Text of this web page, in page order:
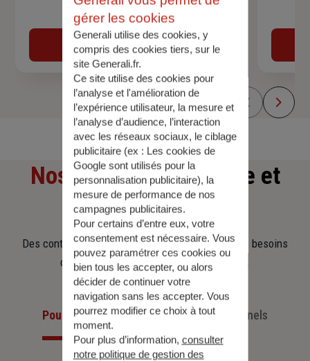
Devis assurance auto
Obtenir une estimation
Nos offresd'assurance et
d'épargne
Des contrats clairs et flexibles pour sécuriser vos besoins
d’aujourd’hui et anticiper ceux de demain.
Pour les particuliersPour les professionnels
gérer les cookies
Generali utilise des cookies, y
compris des cookies tiers, sur le
site Generali.fr.
Ce site utilise des cookies pour
l’analyse et l'amélioration de
l’expérience utilisateur, la mesure et
l’analyse d’audience, l’interaction
avec les réseaux sociaux, le ciblage
publicitaire (ex : Les cookies de
Google sont utilisés pour la
personnalisation publicitaire), la
mesure de performance de nos
campagnes publicitaires.
Pour certains d’entre eux, votre
consentement est nécessaire. Vous
pouvez paramétrer ces cookies ou
bien tous les accepter, ou alors
décider de continuer votre
navigation sans les accepter. Vous
pourrez modifier ce choix à tout
moment.
Pour plus d’information, consulter
notre politique de gestion des